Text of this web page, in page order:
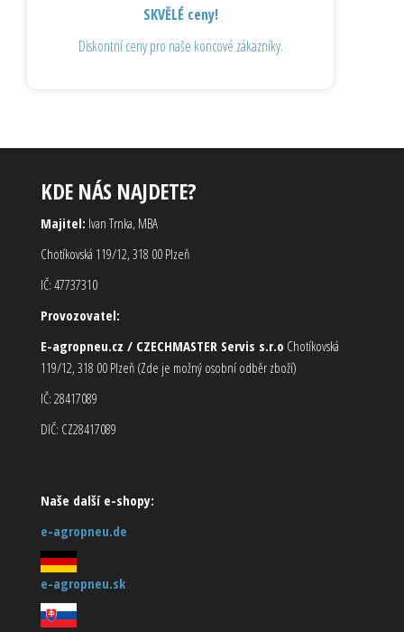
SKVĚLÉ ceny!
Diskontní ceny pro naše koncové zákazníky.
KDE NÁS NAJDETE?
Majitel: Ivan Trnka, MBA
Chotíkovská 119/12, 318 00 Plzeň
IČ: 47737310
Provozovatel:
E-agropneu.cz / CZECHMASTER Servis s.r.o Chotíkovská
119/12, 318 00 Plzeň (Zde je možný osobní odběr zboží)
IČ: 28417089
DIČ: CZ28417089
Naše další e-shopy:
e-agropneu.de
e-agropneu.sk